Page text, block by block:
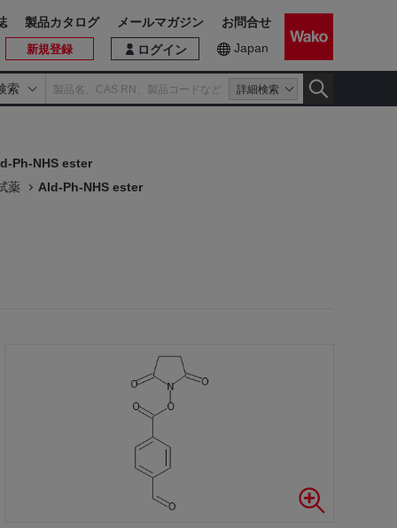
索 詳細検索
ログイン
新規登録 Japan
製品カタログ メールマガジン お問合せ
Ph-NHS ester
薬
Ald-Ph-NHS ester